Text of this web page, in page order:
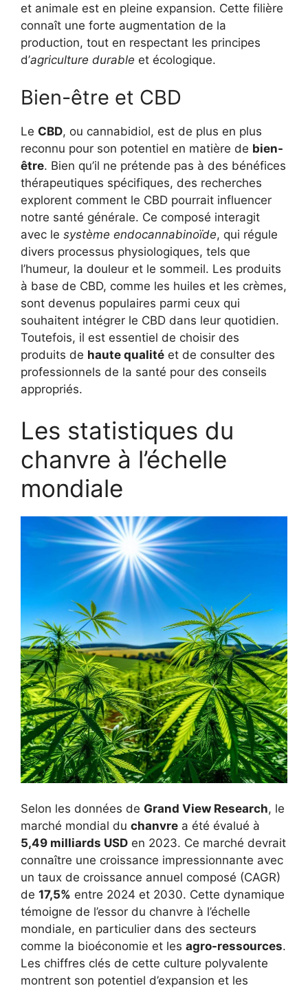
et animale est en pleine expansion. Cette filière
connaît une forte augmentation de la
production, tout en respectant les principes
d’agriculture durable et écologique.
Bien-être et CBD
Le CBD, ou cannabidiol, est de plus en plus
reconnu pour son potentiel en matière de bien-
être. Bien qu’il ne prétende pas à des bénéfices
thérapeutiques spécifiques, des recherches
explorent comment le CBD pourrait influencer
notre santé générale. Ce composé interagit
avec le système endocannabinoïde, qui régule
divers processus physiologiques, tels que
l’humeur, la douleur et le sommeil. Les produits
à base de CBD, comme les huiles et les crèmes,
sont devenus populaires parmi ceux qui
souhaitent intégrer le CBD dans leur quotidien.
Toutefois, il est essentiel de choisir des
produits de haute qualité et de consulter des
professionnels de la santé pour des conseils
appropriés.
Les statistiques du
chanvre à l’échelle
mondiale
Selon les données de Grand View Research, le
marché mondial du chanvre a été évalué à
5,49 milliards USD en 2023. Ce marché devrait
connaître une croissance impressionnante avec
un taux de croissance annuel composé (CAGR)
de 17,5% entre 2024 et 2030. Cette dynamique
témoigne de l’essor du chanvre à l’échelle
mondiale, en particulier dans des secteurs
comme la bioéconomie et les agro-ressources.
Les chiffres clés de cette culture polyvalente
montrent son potentiel d’expansion et les